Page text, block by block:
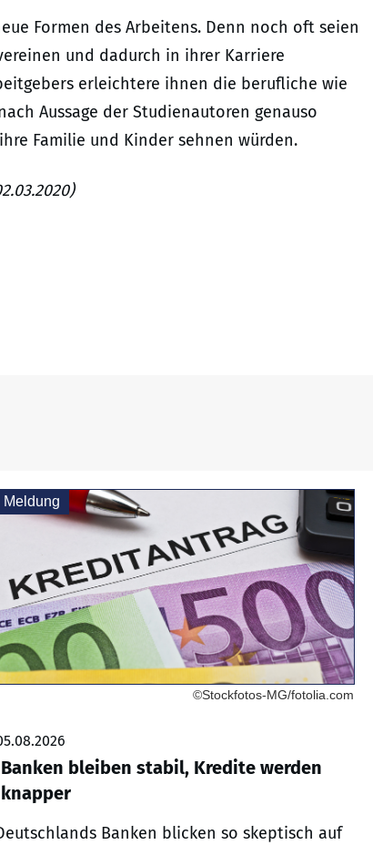
Formen des Arbeitens. Denn noch oft seien
und dadurch in ihrer Karriere
erleichtere ihnen die berufliche wie
Aussage der Studienautoren genauso
Familie und Kinder sehnen würden.
Meldung
©Stockfotos-MG/fotolia.com
Banken bleiben stabil, Kredite werden
knapper
Banken blicken so skeptisch auf